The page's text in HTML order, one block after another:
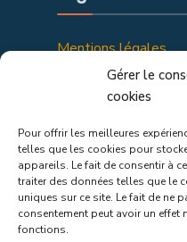
Gérer le
cookies
Pour offrir les meilleures
telles que les cookies pour
appareils. Le fait de consentir à
traiter des données telles que le
uniques sur ce site. Le fait de ne
consentement peut avoir un effet
fonctions.
Mentions légales
Politique de